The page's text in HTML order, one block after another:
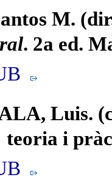
M.
. 2a ed.
Luis.
teoria i